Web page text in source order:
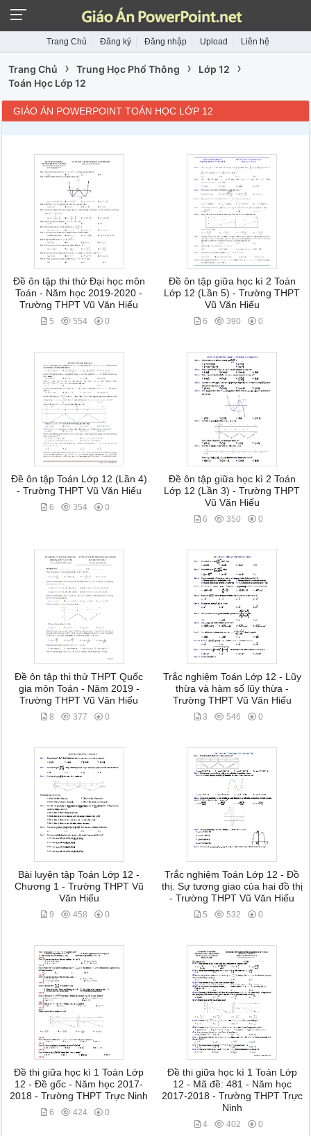
Trang Chủ Đăng ký Đăng nhập Upload Liên hệ
Trang Chủ › Trung Học Phổ Thông › Lớp 12 ›
Toán Học Lớp 12
GIÁO ÁN POWERPOINT TOÁN HỌC LỚP 12
Đề ôn tập thi thử Đại học môn
Toán - Năm học 2019-2020 -
Trường THPT Vũ Văn Hiếu
5 554 0
Đề ôn tập giữa học kì 2 Toán
Lớp 12 (Lần 5) - Trường THPT
Vũ Văn Hiếu
6 390 0
Đề ôn tập Toán Lớp 12 (Lần 4)
- Trường THPT Vũ Văn Hiếu
6 354 0
Đề ôn tập giữa học kì 2 Toán
Lớp 12 (Lần 3) - Trường THPT
Vũ Văn Hiếu
6 350 0
Đề ôn tập thi thử THPT Quốc
gia môn Toán - Năm 2019 -
Trường THPT Vũ Văn Hiếu
8 377 0
Trắc nghiệm Toán Lớp 12 - Lũy
thừa và hàm số lũy thừa -
Trường THPT Vũ Văn Hiếu
3 546 0
Bài luyện tập Toán Lớp 12 -
Chương 1 - Trường THPT Vũ
Văn Hiếu
9 458 0
Trắc nghiệm Toán Lớp 12 - Đồ
thị. Sự tương giao của hai đồ thị
- Trường THPT Vũ Văn Hiếu
5 532 0
Đề thi giữa học kì 1 Toán Lớp
12 - Đề gốc - Năm học 2017-
2018 - Trường THPT Trực Ninh
6 424 0
Đề thi giữa học kì 1 Toán Lớp
12 - Mã đề: 481 - Năm học
2017-2018 - Trường THPT Trực
Ninh
4 402 0